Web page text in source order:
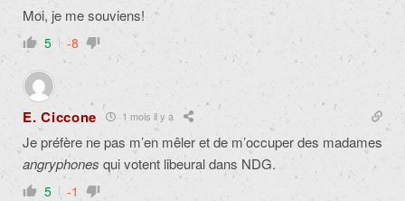
Moi, je me souviens!
5 -8
E. Ciccone 1 mois il y a
Je préfère ne pas m’en mêler et de m’occuper des madames
angryphones qui votent libeural dans NDG.
5 -1